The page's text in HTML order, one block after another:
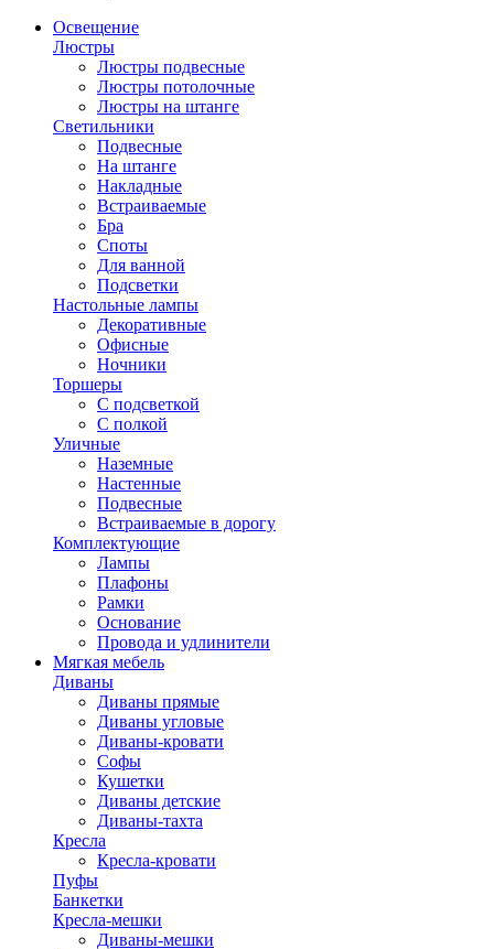
Освещение
Люстры
Люстры подвесные
Люстры потолочные
Люстры на штанге
Светильники
Подвесные
На штанге
Накладные
Встраиваемые
Бра
Споты
Для ванной
Подсветки
Настольные лампы
Декоративные
Офисные
Ночники
Торшеры
С подсветкой
С полкой
Уличные
Наземные
Настенные
Подвесные
Встраиваемые в дорогу
Комплектующие
Лампы
Плафоны
Рамки
Основание
Провода и удлинители
Мягкая мебель
Диваны
Диваны прямые
Диваны угловые
Диваны-кровати
Софы
Кушетки
Диваны детские
Диваны-тахта
Кресла
Кресла-кровати
Пуфы
Банкетки
Кресла-мешки
Диваны-мешки